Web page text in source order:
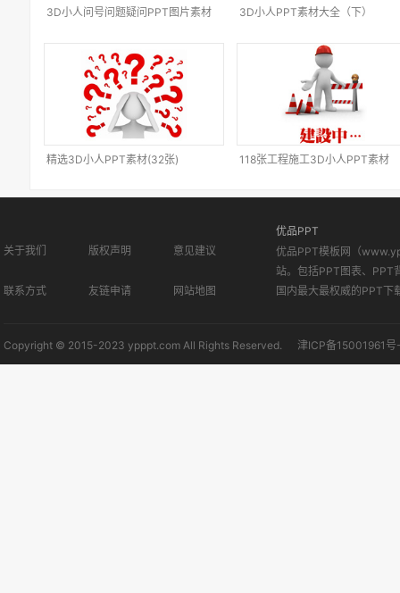
3D小人问号问题疑问PPT图片素材 3D小人PPT素材大全（下）
精选3D小人PPT素材(32张) 118张工程施工3D小人PPT素材
关于我们 版权声明 意见建议
联系方式 友链申请 网站地图
优品PPT
优品PPT模板网（
站。包括PPT图表、PPT
国内最大最权威的PPT下
Copyright © 2015-2023 ypppt.com All Rights Reserved. 津ICP备15001961号